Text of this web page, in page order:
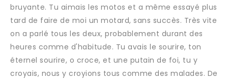
bruyante. Tu aimais les motos et a même essayé plus
tard de faire de moi un motard, sans succès. Très vite
on a parlé tous les deux, probablement durant des
heures comme d'habitude. Tu avais le sourire, ton
éternel sourire, o croce, et une putain de foi, tu y
croyais, nous y croyions tous comme des malades. De